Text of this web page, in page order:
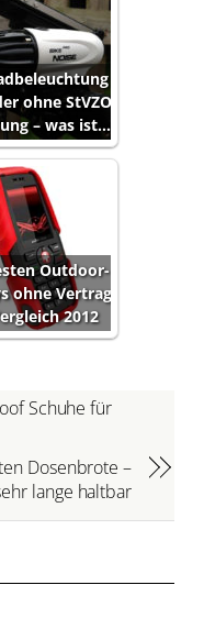
ohne StVZO
– was ist…
Outdoor-
ohne Vertrag
2012
Schuhe für
Dosenbrote –
lange haltbar